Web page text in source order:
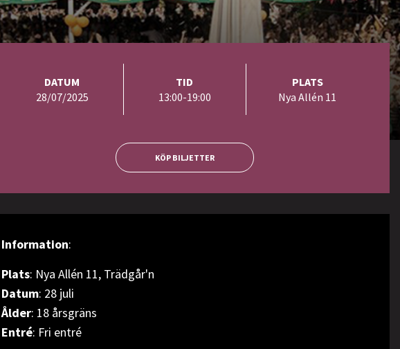
DATUM
28/07/2025
TID
13:00-19:00
PLATS
Nya Allén 11
KÖP BILJETTER
Information:
Plats: Nya Allén 11, Trädgår'n
Datum: 28 juli
Ålder: 18 årsgräns
Entré: Fri entré